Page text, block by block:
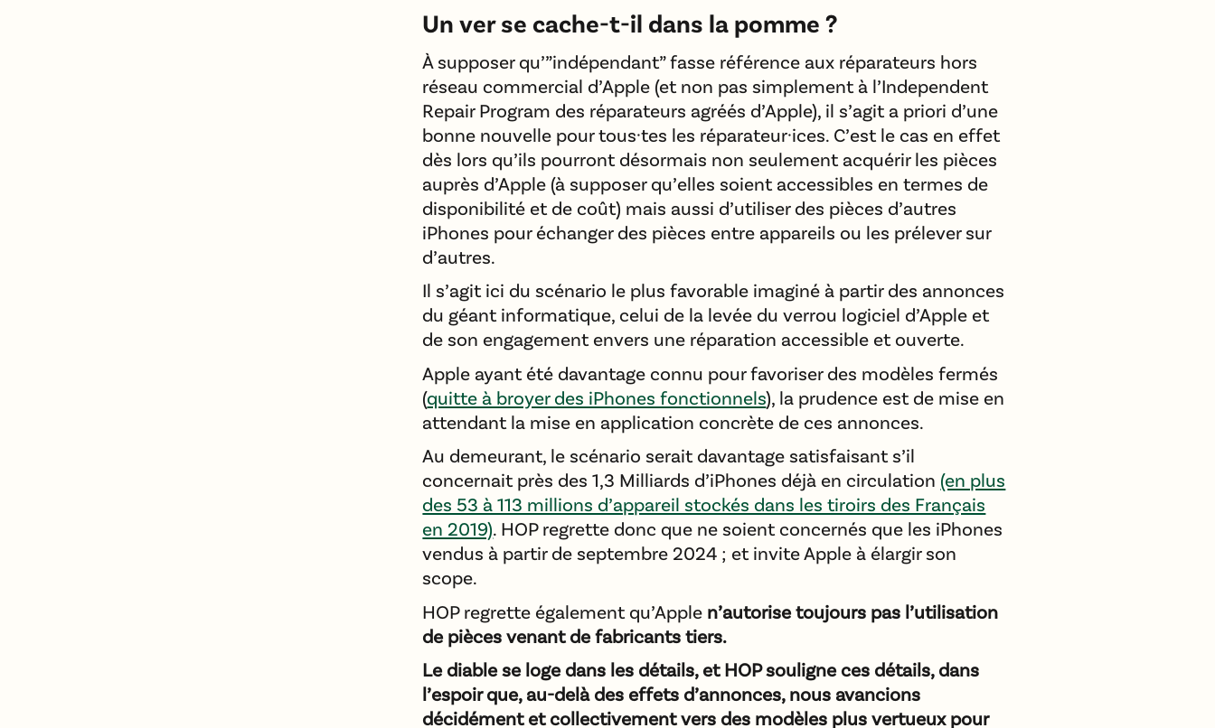
Un ver se cache-t-il dans la pomme ?
À supposer qu’”indépendant” fasse référence aux réparateurs hors
réseau commercial d’Apple (et non pas simplement à l’Independent
Repair Program des réparateurs agréés d’Apple), il s’agit a priori d’une
bonne nouvelle pour tous·tes les réparateur·ices. C’est le cas en effet
dès lors qu’ils pourront désormais non seulement acquérir les pièces
auprès d’Apple (à supposer qu’elles soient accessibles en termes de
disponibilité et de coût) mais aussi d’utiliser des pièces d’autres
iPhones pour échanger des pièces entre appareils ou les prélever sur
d’autres.
Il s’agit ici du scénario le plus favorable imaginé à partir des annonces
du géant informatique, celui de la levée du verrou logiciel d’Apple et
de son engagement envers une réparation accessible et ouverte.
Apple ayant été davantage connu pour favoriser des modèles fermés
(quitte à broyer des iPhones fonctionnels), la prudence est de mise en
attendant la mise en application concrète de ces annonces.
Au demeurant, le scénario serait davantage satisfaisant s’il
concernait près des 1,3 Milliards d’iPhones déjà en circulation (en plus
des 53 à 113 millions d’appareil stockés dans les tiroirs des Français
en 2019). HOP regrette donc que ne soient concernés que les iPhones
vendus à partir de septembre 2024 ; et invite Apple à élargir son
scope.
HOP regrette également qu’Apple n’autorise toujours pas l’utilisation
de pièces venant de fabricants tiers.
Le diable se loge dans les détails, et HOP souligne ces détails, dans
l’espoir que, au-delà des effets d’annonces, nous avancions
décidément et collectivement vers des modèles plus vertueux pour